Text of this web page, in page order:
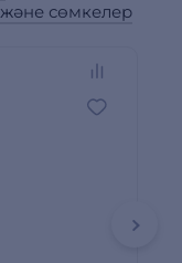
сөмкелер